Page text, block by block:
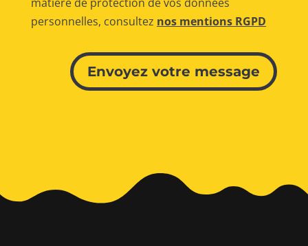
personnelles, consultez nos mentions RGPD
Envoyez votre message